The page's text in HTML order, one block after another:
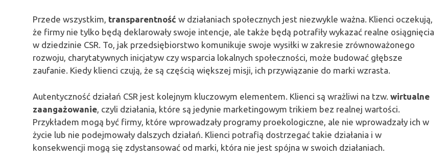
Przede wszystkim, transparentność w działaniach społecznych jest niezwykle ważna. Klienci oczekują,
że firmy nie tylko będą deklarowały swoje intencje, ale także będą potrafiły wykazać realne osiągnięcia
w dziedzinie CSR. To, jak przedsiębiorstwo komunikuje swoje wysiłki w zakresie zrównoważonego
rozwoju, charytatywnych inicjatyw czy wsparcia lokalnych społeczności, może budować głębsze
zaufanie. Kiedy klienci czują, że są częścią większej misji, ich przywiązanie do marki wzrasta.
Autentyczność działań CSR jest kolejnym kluczowym elementem. Klienci są wrażliwi na tzw. wirtualne
zaangażowanie , czyli działania, które są jedynie marketingowym trikiem bez realnej wartości.
Przykładem mogą być firmy, które wprowadzały programy proekologiczne, ale nie wprowadzały ich w
życie lub nie podejmowały dalszych działań. Klienci potrafią dostrzegać takie działania i w
konsekwencji mogą się zdystansować od marki, która nie jest spójna w swoich działaniach.